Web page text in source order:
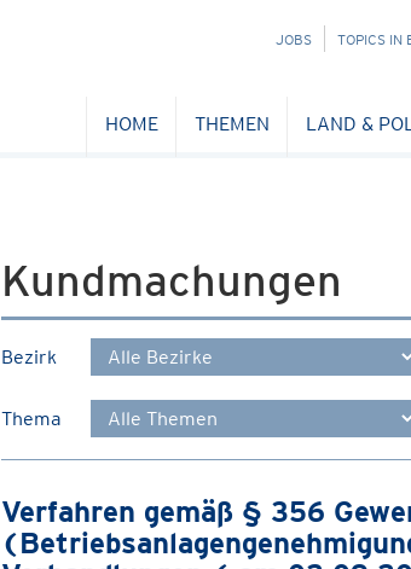
NAVIGATION
JOBS TOPICS IN
HOME THEMEN LAND &
Kundmachungen
Bezirk
Thema
Verfahren gemäß § 356